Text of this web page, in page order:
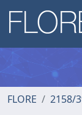
FLORE 2158/